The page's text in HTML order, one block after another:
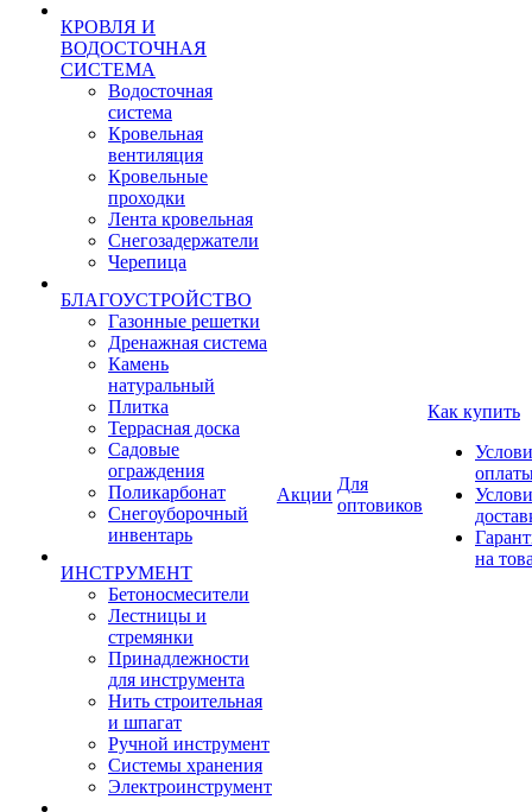
КРОВЛЯ И
ВОДОСТОЧНАЯ
СИСТЕМА
Водосточная
система
Кровельная
вентиляция
Кровельные
проходки
Лента кровельная
Снегозадержатели
Черепица
БЛАГОУСТРОЙСТВО
Газонные решетки
Дренажная система
Камень
натуральный
Плитка
Террасная доска
Садовые
ограждения
Поликарбонат
Снегоуборочный
инвентарь
ИНСТРУМЕНТ
Бетоносмесители
Лестницы и
стремянки
Принадлежности
для инструмента
Нить строительная
и шпагат
Ручной инструмент
Системы хранения
Электроинструмент
Акции
Для
оптовиков
Как купить
на